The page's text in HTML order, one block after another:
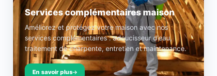
Services complémentaires maison
Améliorez et protégez votre maison avec nos
services complémentaires : adoucisseur d’eau,
traitement de charpente, entretien et maintenance.
En savoir plus